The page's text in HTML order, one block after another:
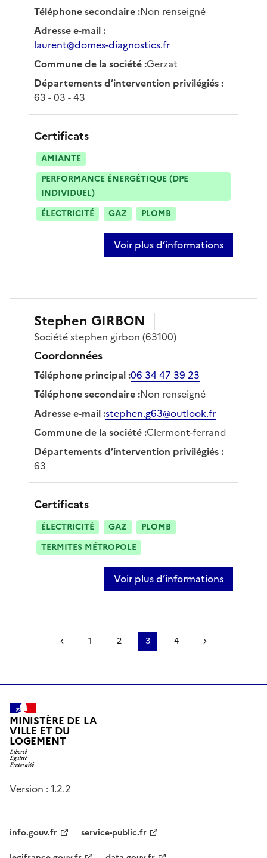
Téléphone secondaire:Non renseigné
Adresse e-mail:
laurent@domes-diagnostics.fr
Commune de la société:Gerzat
Départements d’intervention privilégiés:
63 - 03 - 43
Certificats
AMIANTE
PERFORMANCE ÉNERGÉTIQUE (DPE
INDIVIDUEL)
ÉLECTRICITÉ
GAZ PLOMB
Voir plus d’informations
sur laurent dupire-joannin
Stephen GIRBON
Sociétéstephen girbon (63100)
Coordonnées
Téléphone principal:06 34 47 39 23
Téléphone secondaire:Non renseigné
Adresse e-mail:stephen.g63@outlook.fr
Commune de la société:Clermont-ferrand
Départements d’intervention privilégiés:
63
Certificats
ÉLECTRICITÉ GAZ
PLOMB
TERMITES MÉTROPOLE
Voir plus d’informations
sur stephen girbon
Page précédente
1 2 3 4
MINISTÈRE DE LA
VILLE ET DU
LOGEMENT
Version : 1.2.2
info.gouv.fr
service-public.fr